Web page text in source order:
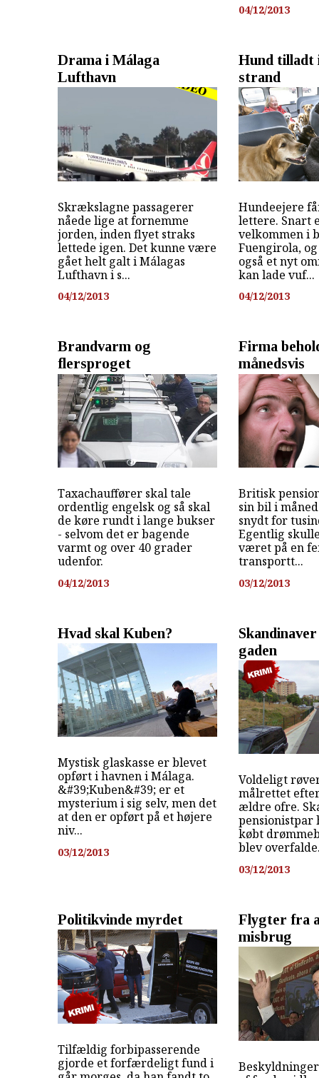
04/12/2013
Drama i Málaga
Lufthavn
Skrækslagne passagerer
nåede lige at fornemme
jorden, inden flyet straks
lettede igen. Det kunne være
gået helt galt i Málagas
Lufthavn i s...
04/12/2013
Hund tilladt
strand
Hundeejere
lettere. Snart
velkommen i
Fuengirola,
også et nyt
kan lade vuf...
04/12/2013
Brandvarm og
flersproget
Taxachauffører skal tale
ordentlig engelsk og så skal
de køre rundt i lange bukser
- selvom det er bagende
varmt og over 40 grader
udenfor.
04/12/2013
Firma
månedsvis
Britisk
sin bil i
snydt for
Egentlig
været på en
transportt...
03/12/2013
Hvad skal Kuben?
Mystisk glaskasse er blevet
opført i havnen i Málaga.
&#39;Kuben&#39; er et
mysterium i sig selv, men det
at den er opført på et højere
niv...
03/12/2013
gaden
Voldeligt
målrettet
ældre ofre.
pensionistpar
købt
blev
03/12/2013
Politikvinde myrdet
Tilfældig forbipasserende
gjorde et forfærdeligt fund i
Flygter fra
misbrug